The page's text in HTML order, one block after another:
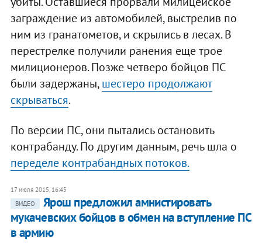
заграждение из автомобилей, выстрелив по
ним из гранатометов, и скрылись в лесах. В
перестрелке получили ранения еще трое
милиционеров. Позже четверо бойцов ПС
были задержаны,шестеро продолжают
скрываться.
По версии ПС, они пытались остановить
контрабанду. По другим данным, речь шла о
переделе контрабандных потоков.
17 июля 2015, 16:45
ВИДЕО
Ярош предложил амнистировать
мукачевских бойцов в обмен на вступление ПС
в армию